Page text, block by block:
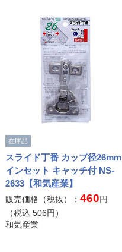
在庫品
スライド丁番 カップ径26mm
インセット キャッチ付 NS-
2633【和気産業】
販売価格（税抜）： 460円
（税込 506円）
和気産業